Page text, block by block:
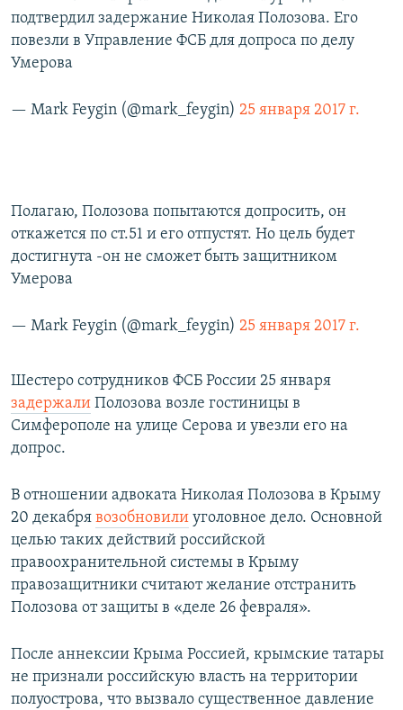
подтвердил задержание Николая Полозова. Его
повезли в Управление ФСБ для допроса по делу
Умерова
— Mark Feygin (@mark_feygin) 25 января 2017 г.
Полагаю, Полозова попытаются допросить, он
откажется по ст.51 и его отпустят. Но цель будет
достигнута -он не сможет быть защитником
Умерова
— Mark Feygin (@mark_feygin) 25 января 2017 г.
Шестеро сотрудников ФСБ России 25 января
задержали Полозова возле гостиницы в
Симферополе на улице Серова и увезли его на
допрос.
В отношении адвоката Николая Полозова в Крыму
20 декабря возобновили уголовное дело. Основной
целью таких действий российской
правоохранительной системы в Крыму
правозащитники считают желание отстранить
Полозова от защиты в «деле 26 февраля».
После аннексии Крыма Россией, крымские татары
не признали российскую власть на территории
полуострова, что вызвало существенное давление